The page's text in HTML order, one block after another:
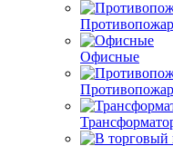
Офисные